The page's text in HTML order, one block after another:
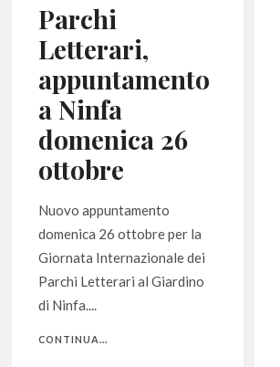
Parchi
Letterari,
appuntamento
a Ninfa
domenica 26
ottobre
Nuovo appuntamento
domenica 26 ottobre per la
Giornata Internazionale dei
Parchi Letterari al Giardino
di Ninfa....
CONTINUA...